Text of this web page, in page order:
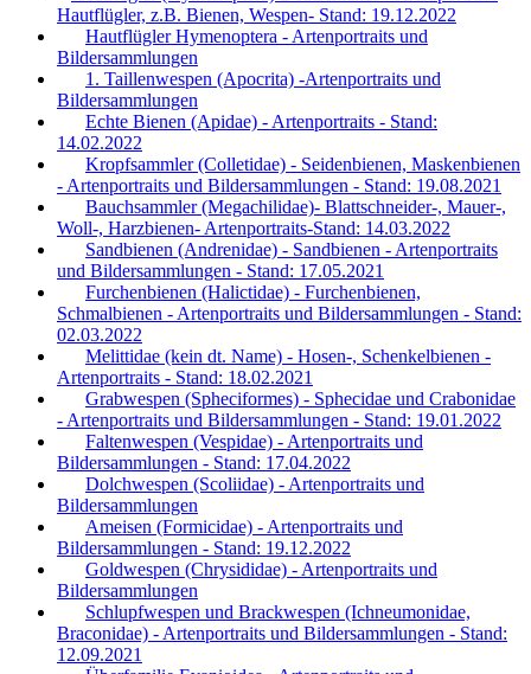
Hautflügler, z.B. Bienen, Wespen- Stand: 19.12.2022
Hautflügler Hymenoptera - Artenportraits und
Bildersammlungen
1. Taillenwespen (Apocrita) -Artenportraits und
Bildersammlungen
Echte Bienen (Apidae) - Artenportraits - Stand:
14.02.2022
Kropfsammler (Colletidae) - Seidenbienen, Maskenbienen
- Artenportraits und Bildersammlungen - Stand: 19.08.2021
Bauchsammler (Megachilidae)- Blattschneider-, Mauer-,
Woll-, Harzbienen- Artenportraits-Stand: 14.03.2022
Sandbienen (Andrenidae) - Sandbienen - Artenportraits
und Bildersammlungen - Stand: 17.05.2021
Furchenbienen (Halictidae) - Furchenbienen,
Schmalbienen - Artenportraits und Bildersammlungen - Stand:
02.03.2022
Melittidae (kein dt. Name) - Hosen-, Schenkelbienen -
Artenportraits - Stand: 18.02.2021
Grabwespen (Spheciformes) - Sphecidae und Crabonidae
- Artenportraits und Bildersammlungen - Stand: 19.01.2022
Faltenwespen (Vespidae) - Artenportraits und
Bildersammlungen - Stand: 17.04.2022
Dolchwespen (Scoliidae) - Artenportraits und
Bildersammlungen
Ameisen (Formicidae) - Artenportraits und
Bildersammlungen - Stand: 19.12.2022
Goldwespen (Chrysididae) - Artenportraits und
Bildersammlungen
Schlupfwespen und Brackwespen (Ichneumonidae,
Braconidae) - Artenportraits und Bildersammlungen - Stand:
12.09.2021